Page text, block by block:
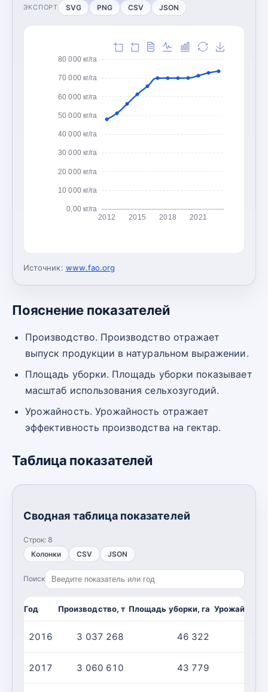
ЭКСПОРТ SVG PNG CSV JSON
0,00 кг/га
10 000 кг/га
20 000 кг/га
30 000 кг/га
40 000 кг/га
50 000 кг/га
60 000 кг/га
70 000 кг/га
80 000 кг/га
2012 2015 2018 2021
Источник: www.fao.org
Пояснение показателей
Производство. Производство отражает
выпуск продукции в натуральном выражении.
Площадь уборки. Площадь уборки показывает
масштаб использования сельхозугодий.
Урожайность. Урожайность отражает
эффективность производства на гектар.
Таблица показателей
Сводная таблица показателей
Строк: 8
Колонки
CSV JSON
Поиск
Год Производство, т Площадь уборки, га
2016 3 037 268 46 322
2017 3 060 610 43 779